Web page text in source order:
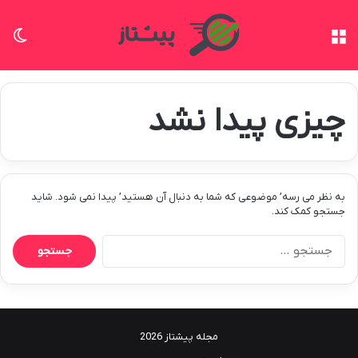
چیزی پیدا نشد
به نظر می رسه’ موضوعی که شما به دنبال آن هستید’ پیدا نمی شود. شاید
جستجو کمک کند.
جستجو
برای:
مجله پیشتاز 2026